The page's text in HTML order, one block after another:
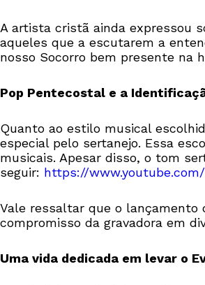
A artista cristã ainda expressou
aqueles que a escutarem a
nosso Socorro bem presente na
Pop Pentecostal e a
Quanto ao estilo musical
especial pelo sertanejo. Essa
musicais. Apesar disso, o tom
seguir: https://
Vale ressaltar que o lançamento
compromisso da gravadora em
Uma vida dedicada em levar o